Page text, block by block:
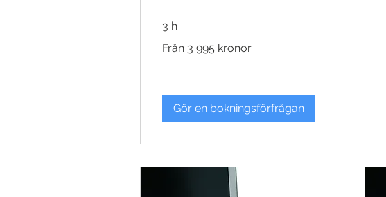
3 h
3
Från 3 995 kronor
Gör en bokningsförfrågan